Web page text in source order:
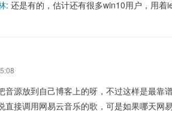
: 还是有的，估计还有很多win10用户，用着
音源放到自己博客上的呀，不过这样是最靠
直接调用网易云音乐的歌，可是如果哪天网